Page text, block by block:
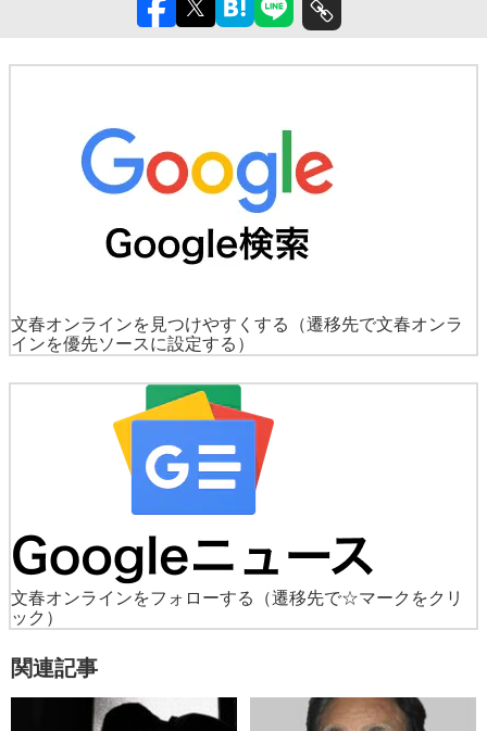
文春オンラインを見つけやすくする
（遷移先で文春オンラ
インを優先ソースに設定する）
文春オンラインをフォローする
（遷移先で☆マークをクリ
ック）
関連記事